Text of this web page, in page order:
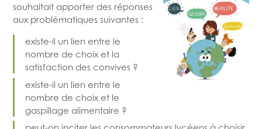
souhaitait apporter des réponses
aux problématiques suivantes :
existe-il un lien entre le
nombre de choix et la
satisfaction des convives ?
existe-il un lien entre le
nombre de choix et le
gaspillage alimentaire ?